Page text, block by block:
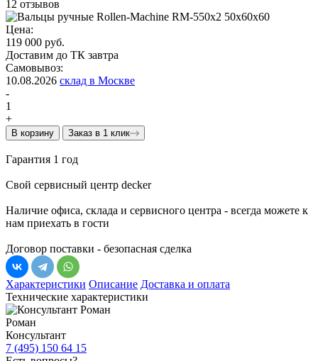
12 отзывов
Цена:
119 000 руб.
Доставим до ТК завтра
Самовывоз:
10.08.2026 склад в Москве
-
1
+
В корзину Заказ в 1 клик
Гарантия 1 год
Свой сервисный центр decker
Наличие офиса, склада и сервисного центра - всегда можете к
нам приехать в гости
Договор поставки - безопасная сделка
Характеристики Описание Доставка и оплата
Технические характеристики
Роман
Консультант
7 (495) 150 64 15